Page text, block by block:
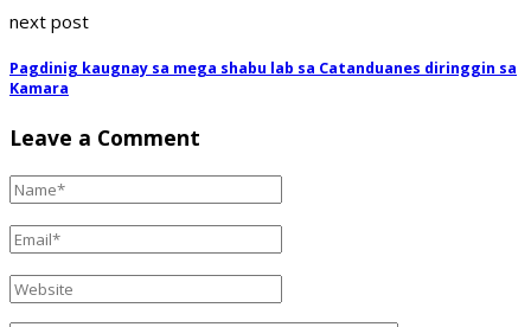
next post
Pagdinig kaugnay sa mega shabu lab sa Catanduanes diringgin sa
Kamara
Leave a Comment